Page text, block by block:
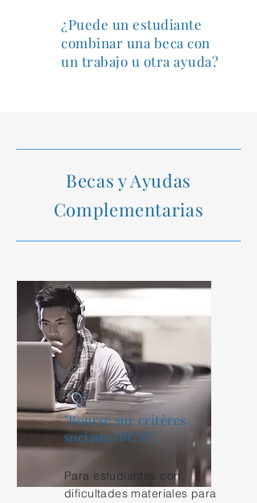
¿Puede un estudiante
combinar una beca con
un trabajo u otra ayuda?
Becas y Ayudas
Complementarias
"Bourse sur critères
sociaux (BCS)" :
Para estudiantes con
dificultades materiales para